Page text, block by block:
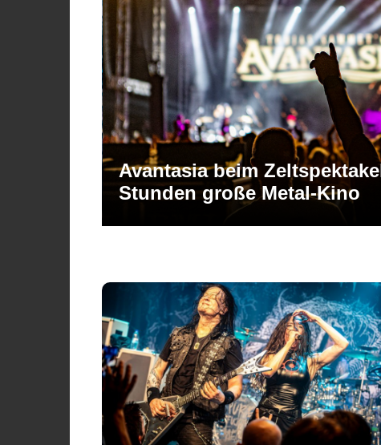
BOBFest 2026 – Sonne,
Rocklegende als Headliner